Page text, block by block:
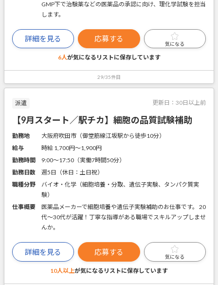
GMP下で治験薬などの医薬品の承認に向け、理化学試験を担当
します。
詳細を見る 応募する
気になる
6人が気になるリストに保存しています
29/35件目
派遣 更新日： 30日以上前
【9月スタート／駅チカ】細胞の品質試験補助
勤務地
大阪府吹田市（御堂筋線江坂駅から徒歩10分）
給与
時給 1,700円〜1,900円
勤務時間
9:00～17:50（実働7時間50分）
勤務日数
週5日（休日：土日祝）
職種分野
バイオ・化学（細胞培養・分取、遺伝子実験、タンパク質実
験）
仕事概要
医薬品メーカーで細胞培養や遺伝子実験補助のお仕事です。 20
代～30代が活躍！丁寧な指導がある職場でスキルアップしませ
んか。
詳細を見る 応募する
気になる
10人以上が気になるリストに保存しています